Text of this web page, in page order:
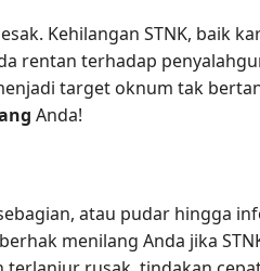
Kehilangan STNK, baik
rentan terhadap
target oknum tak
Anda!
atau pudar hingga
menilang Anda jika